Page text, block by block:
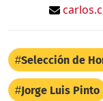
Selección de
Jorge Luis Pinto